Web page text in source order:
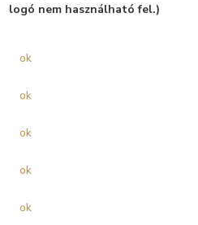
logó nem használható fel.)
ok
ok
ok
ok
ok